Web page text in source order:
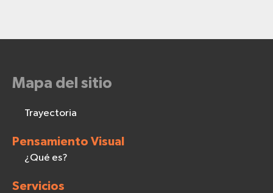
Mapa del sitio
Trayectoria
Pensamiento Visual
¿Qué es?
Servicios